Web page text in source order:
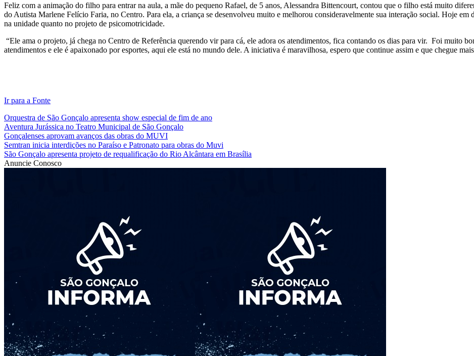
Feliz com a animação do filho para entrar na aula, a mãe do pequeno Rafael, de 5 anos, Alessandra Bittencourt, contou que o filho está muito
do Autista Marlene Felício Faria, no Centro. Para ela, a criança se desenvolveu muito e melhorou consideravelmente sua interação social. Hoje em
na unidade quanto no projeto de psicomotricidade.
“Ele ama o projeto, já chega no Centro de Referência querendo vir para cá, ele adora os atendimentos, fica contando os dias para vir. Foi muito
atendimentos e ele é apaixonado por esportes, aqui ele está no mundo dele. A iniciativa é maravilhosa, espero que continue assim e que chegue
Ir para a Fonte
Orquestra de São Gonçalo apresenta show especial de fim de ano
Aventura Jurássica no Teatro Municipal de São Gonçalo
Gonçalenses aprovam avanços das obras do MUVI
Semtran inicia interdições no Paraíso e Patronato para obras do Muvi
São Gonçalo apresenta projeto de requalificação do Rio Alcântara em Brasília
Anuncie Conosco